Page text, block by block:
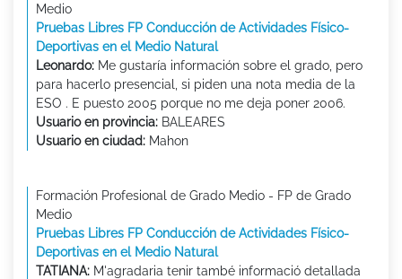
Medio
Pruebas Libres FP Conducción de Actividades Físico-
Deportivas en el Medio Natural
Leonardo: Me gustaría información sobre el grado, pero
para hacerlo presencial, si piden una nota media de la
ESO . E puesto 2005 porque no me deja poner 2006.
Usuario en provincia: BALEARES
Usuario en ciudad: Mahon
Formación Profesional de Grado Medio - FP de Grado
Medio
Pruebas Libres FP Conducción de Actividades Físico-
Deportivas en el Medio Natural
TATIANA: M'agradaria tenir també informació detallada